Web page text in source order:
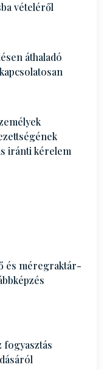
vételéről
áthaladó
iránti kérelem
és méregraktár-
fogyasztás